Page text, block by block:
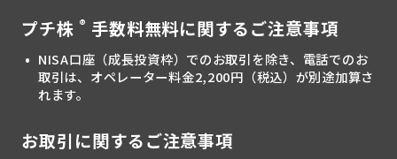
プチ株 ® 手数料無料に関するご注意事項
NISA口座（成長投資枠）でのお取引を除き、電話でのお
取引は、オペレーター料金2,200円（税込）が別途加算さ
れます。
お取引に関するご注意事項